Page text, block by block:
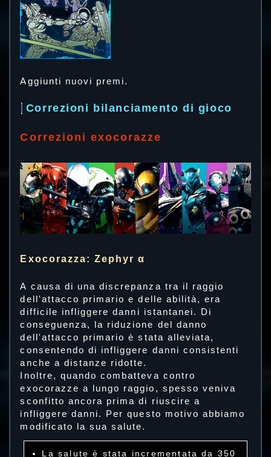
Aggiunti nuovi premi.
Correzioni bilanciamento di gioco
Correzioni exocorazze
Exocorazza: Zephyr α
A causa di una discrepanza tra il raggio
dell'attacco primario e delle abilità, era
difficile infliggere danni istantanei. Di
conseguenza, la riduzione del danno
dell'attacco primario è stata alleviata,
consentendo di infliggere danni consistenti
anche a distanze ridotte.
Inoltre, quando combatteva contro
exocorazze a lungo raggio, spesso veniva
sconfitto ancora prima di riuscire a
infliggere danni. Per questo motivo abbiamo
modificato la sua salute.
La salute è stata incrementata da 350